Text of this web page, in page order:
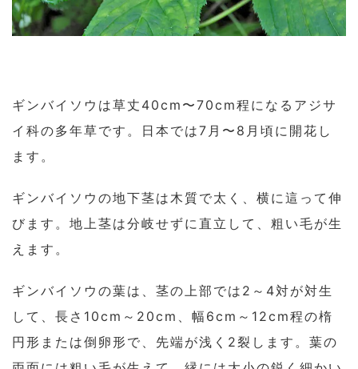
ギンバイソウは草丈40cm〜70cm程になるアジサ
イ科の多年草です。日本では7月〜8月頃に開花し
ます。
ギンバイソウの地下茎は木質で太く、横に這って伸
びます。地上茎は分岐せずに直立して、粗い毛が生
えます。
ギンバイソウの葉は、茎の上部では2～4対が対生
して、長さ10cm～20cm、幅6cm～12cm程の楕
円形または倒卵形で、先端が浅く2裂します。葉の